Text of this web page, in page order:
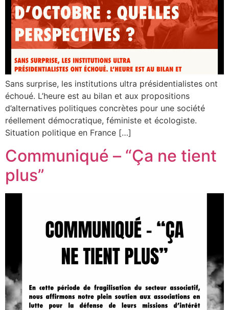
Sans surprise, les institutions ultra présidentialistes ont
échoué. L’heure est au bilan et aux propositions
d’alternatives politiques concrètes pour une société
réellement démocratique, féministe et écologiste.
Situation politique en France […]
Communiqué – “Ça ne tient
plus”